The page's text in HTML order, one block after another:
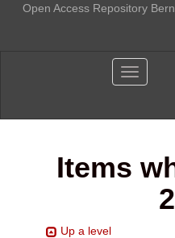
Open Access Repository
Toggle
Items
Up a level